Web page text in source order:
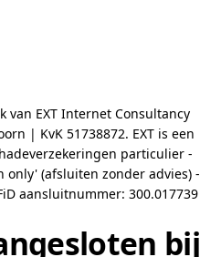
van EXT Internet Consultancy
| KvK 51738872. EXT is een
particulier -
only' (afsluiten zonder advies) -
aansluitnummer: 300.017739
bij